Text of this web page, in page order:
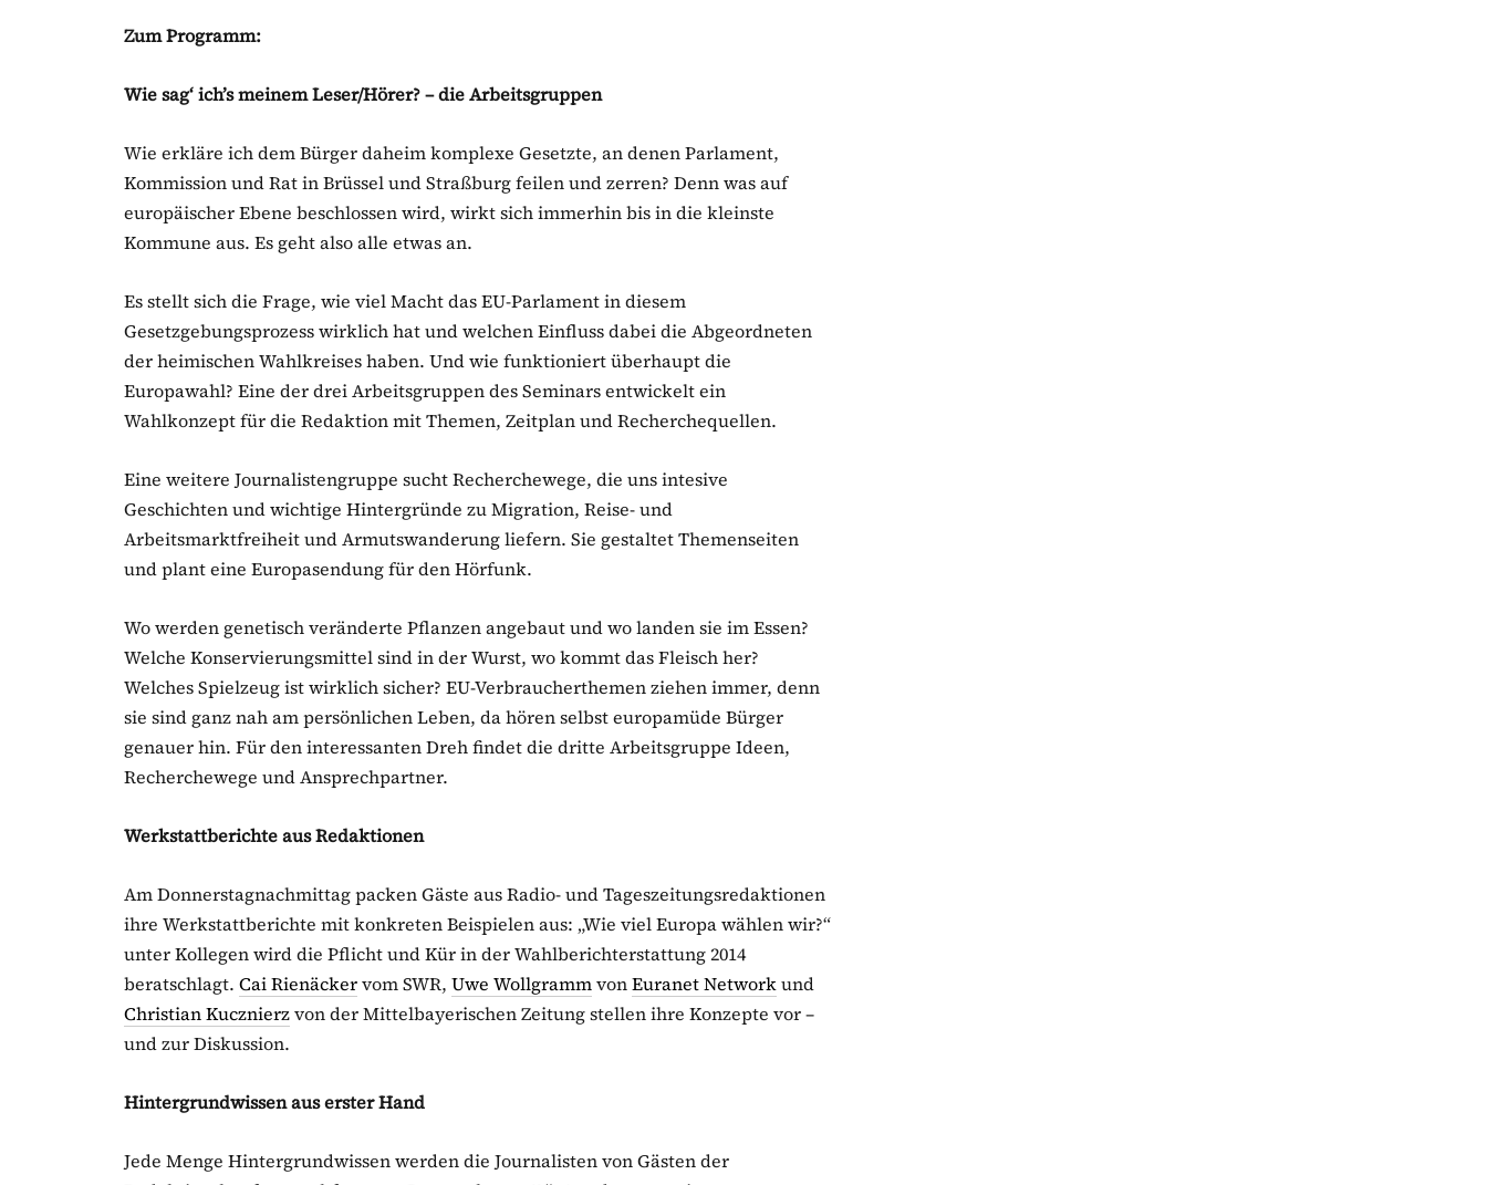
Zum Programm:
Wie sag‘ ich’s meinem Leser/Hörer? – die Arbeitsgruppen
Wie erkläre ich dem Bürger daheim komplexe Gesetzte, an denen Parlament,
Kommission und Rat in Brüssel und Straßburg feilen und zerren? Denn was auf
europäischer Ebene beschlossen wird, wirkt sich immerhin bis in die kleinste
Kommune aus. Es geht also alle etwas an.
Es stellt sich die Frage, wie viel Macht das EU-Parlament in diesem
Gesetzgebungsprozess wirklich hat und welchen Einfluss dabei die Abgeordneten
der heimischen Wahlkreises haben. Und wie funktioniert überhaupt die
Europawahl? Eine der drei Arbeitsgruppen des Seminars entwickelt ein
Wahlkonzept für die Redaktion mit Themen, Zeitplan und Recherchequellen.
Eine weitere Journalistengruppe sucht Recherchewege, die uns intesive
Geschichten und wichtige Hintergründe zu Migration, Reise- und
Arbeitsmarktfreiheit und Armutswanderung liefern. Sie gestaltet Themenseiten
und plant eine Europasendung für den Hörfunk.
Wo werden genetisch veränderte Pflanzen angebaut und wo landen sie im Essen?
Welche Konservierungsmittel sind in der Wurst, wo kommt das Fleisch her?
Welches Spielzeug ist wirklich sicher? EU-Verbraucherthemen ziehen immer, denn
sie sind ganz nah am persönlichen Leben, da hören selbst europamüde Bürger
genauer hin. Für den interessanten Dreh findet die dritte Arbeitsgruppe Ideen,
Recherchewege und Ansprechpartner.
Werkstattberichte aus Redaktionen
Am Donnerstagnachmittag packen Gäste aus Radio- und Tageszeitungsredaktionen
ihre Werkstattberichte mit konkreten Beispielen aus: „Wie viel Europa wählen wir?“
unter Kollegen wird die Pflicht und Kür in der Wahlberichterstattung 2014
beratschlagt. Cai Rienäckervom SWR, Uwe WollgrammvonEuranet Networkund
Christian Kucznierzvon der Mittelbayerischen Zeitung stellen ihre Konzepte vor –
und zur Diskussion.
Hintergrundwissen aus erster Hand
Jede Menge Hintergrundwissen werden die Journalisten von Gästen der